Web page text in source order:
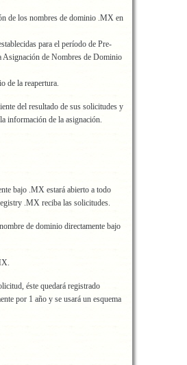
de los nombres de dominio .MX en
para el período de Pre-
Asignación de Nombres de Dominio
de la reapertura.
del resultado de sus solicitudes y
información de la asignación.
bajo .MX estará abierto a todo
.MX reciba las solicitudes.
de dominio directamente bajo
éste quedará registrado
por 1 año y se usará un esquema